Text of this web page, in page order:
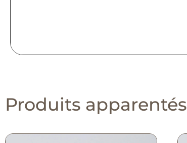
Produits apparentés